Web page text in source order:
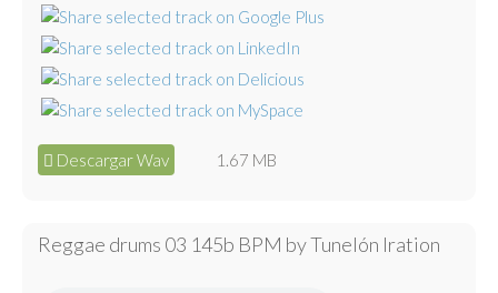
Descargar Wav 1.67 MB
Reggae drums 03 145b BPM by Tunelón Iration